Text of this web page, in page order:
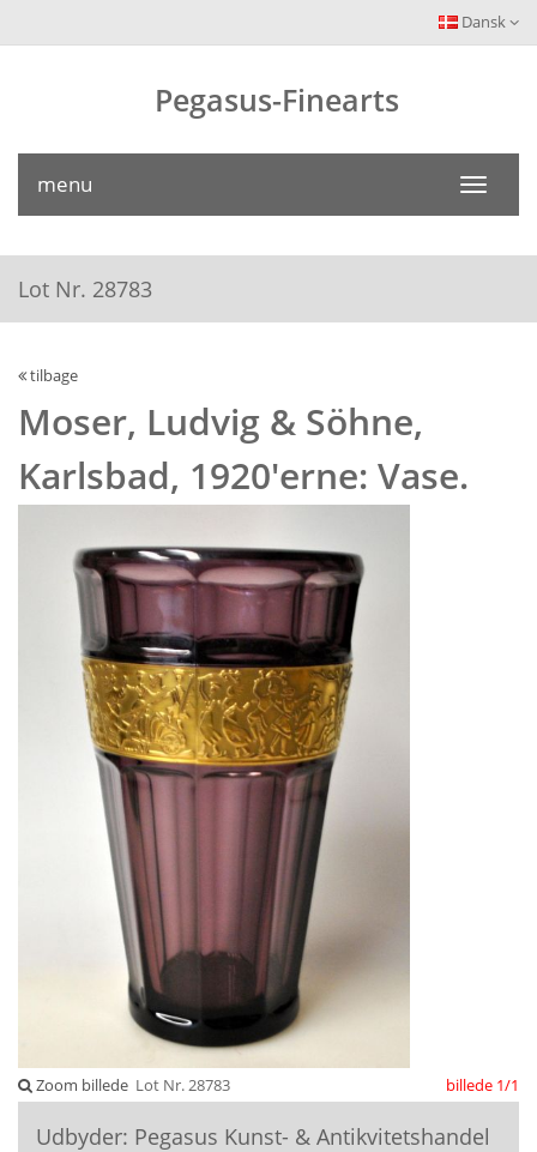
Dansk
Pegasus-Finearts
Toggle
menu
Lot Nr. 28783
tilbage
Moser, Ludvig & Söhne,
Karlsbad, 1920'erne: Vase.
Zoom billede Lot Nr. 28783 billede 1/1
Udbyder: Pegasus Kunst- & Antikvitetshandel